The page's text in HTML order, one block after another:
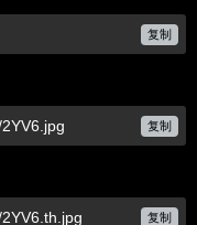
复制
复制
复制